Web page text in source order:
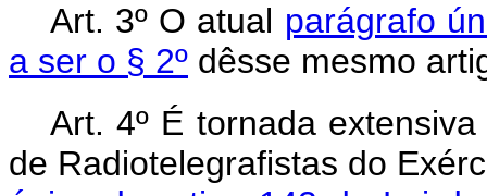
Art. 3º O atual parágrafo
a ser o § 2º dêsse mesmo
Art. 4º É tornada
de Radiotelegrafistas do